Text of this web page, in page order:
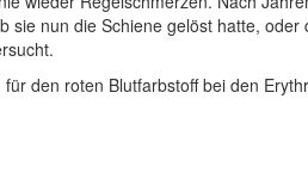
nun die Schiene gelöst hatte,
den roten Blutfarbstoff bei den